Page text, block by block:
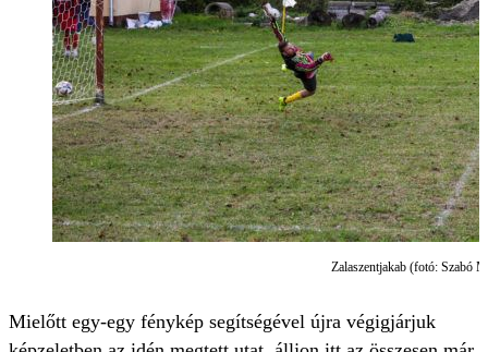
Zalaszentjakab (fotó: Szabó
Mielőtt egy-egy fénykép segítségével újra végigjárjuk